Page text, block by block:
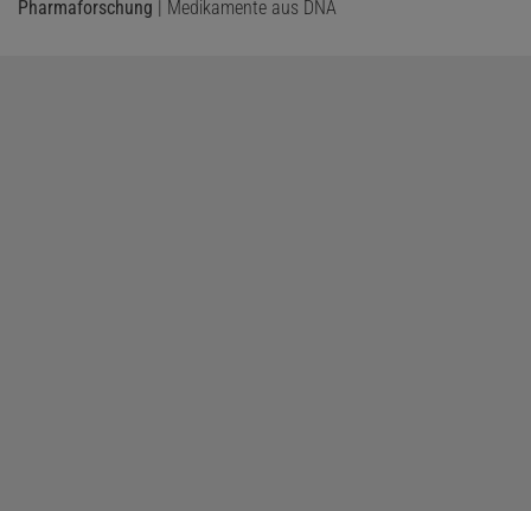
Pharmaforschung | Medikamente aus DNA